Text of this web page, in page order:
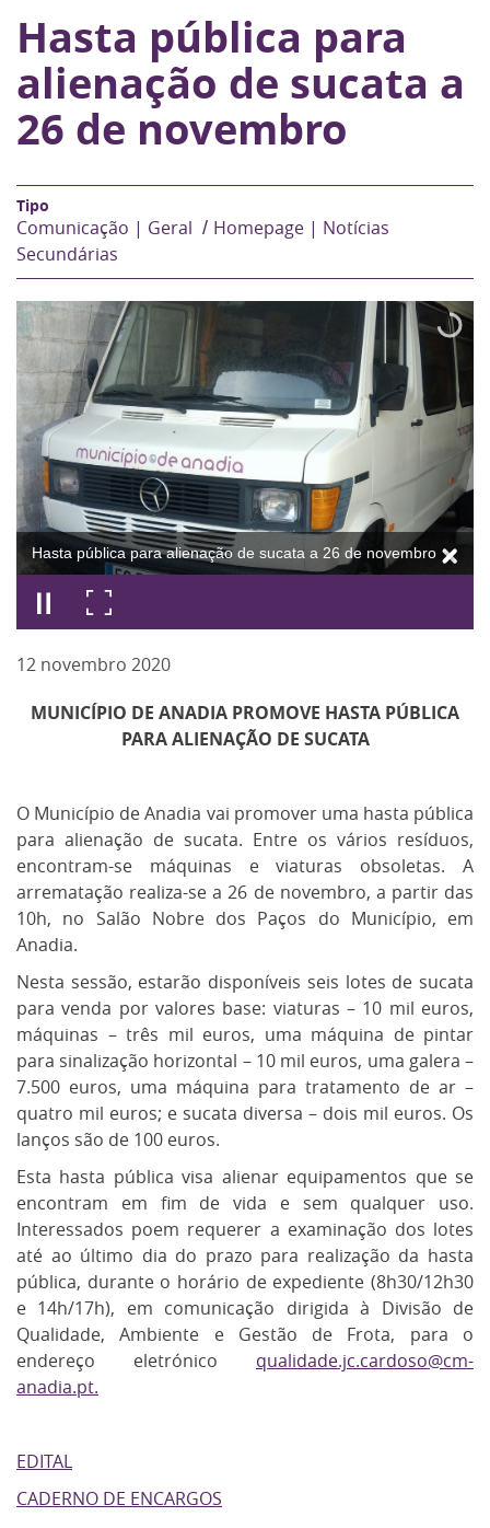
Hasta pública para
alienação de sucata a
26 de novembro
Comunicação | Geral
Homepage | Notícias
Secundárias
Hasta pública para alienação de sucata a 26 de novembro
12 novembro 2020
MUNICÍPIO DE ANADIA PROMOVE HASTA PÚBLICA
PARA ALIENAÇÃO DE SUCATA
O Município de Anadia vai promover uma hasta pública
para alienação de sucata. Entre os vários resíduos,
encontram-se máquinas e viaturas obsoletas. A
arrematação realiza-se a 26 de novembro, a partir das
10h, no Salão Nobre dos Paços do Município, em
Anadia.
Nesta sessão, estarão disponíveis seis lotes de sucata
para venda por valores base: viaturas – 10 mil euros,
máquinas – três mil euros, uma máquina de pintar
para sinalização horizontal – 10 mil euros, uma galera –
7.500 euros, uma máquina para tratamento de ar –
quatro mil euros; e sucata diversa – dois mil euros. Os
lanços são de 100 euros.
Esta hasta pública visa alienar equipamentos que se
encontram em fim de vida e sem qualquer uso.
Interessados poem requerer a examinação dos lotes
até ao último dia do prazo para realização da hasta
pública, durante o horário de expediente (8h30/12h30
e 14h/17h), em comunicação dirigida à Divisão de
Qualidade, Ambiente e Gestão de Frota, para o
endereço eletrónico qualidade.jc.cardoso@cm-
anadia.pt.
EDITAL
CADERNO DE ENCARGOS